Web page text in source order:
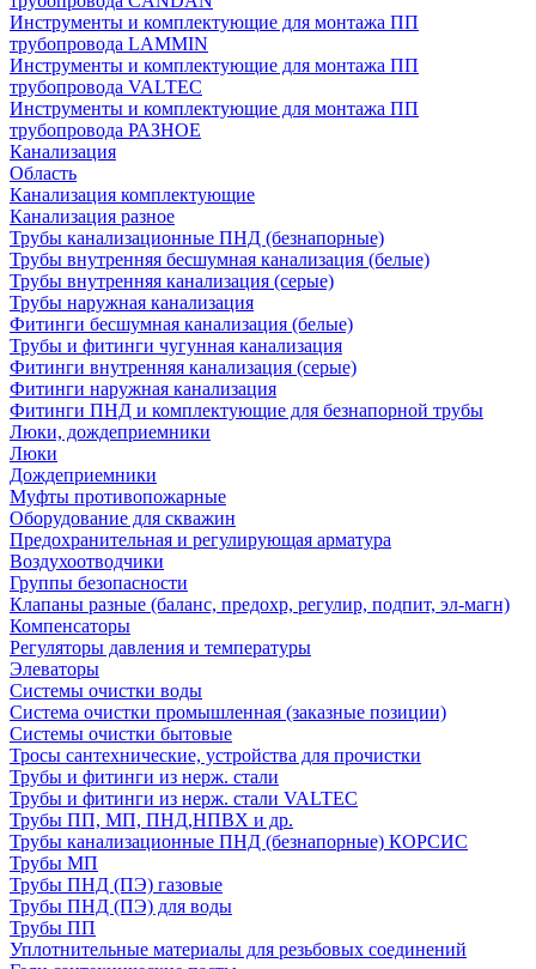
Инструменты и комплектующие для монтажа ПП
трубопровода LAMMIN
Инструменты и комплектующие для монтажа ПП
трубопровода VALTEC
Инструменты и комплектующие для монтажа ПП
трубопровода РАЗНОЕ
Канализация
Область
Канализация комплектующие
Канализация разное
Трубы канализационные ПНД (безнапорные)
Трубы внутренняя бесшумная канализация (белые)
Трубы внутренняя канализация (серые)
Трубы наружная канализация
Фитинги бесшумная канализация (белые)
Трубы и фитинги чугунная канализация
Фитинги внутренняя канализация (серые)
Фитинги наружная канализация
Фитинги ПНД и комплектующие для безнапорной трубы
Люки, дождеприемники
Люки
Дождеприемники
Муфты противопожарные
Оборудование для скважин
Предохранительная и регулирующая арматура
Воздухоотводчики
Группы безопасности
Клапаны разные (баланс, предохр, регулир, подпит, эл-магн)
Компенсаторы
Регуляторы давления и температуры
Элеваторы
Системы очистки воды
Система очистки промышленная (заказные позиции)
Системы очистки бытовые
Тросы сантехнические, устройства для прочистки
Трубы и фитинги из нерж. стали
Трубы и фитинги из нерж. стали VALTEC
Трубы ПП, МП, ПНД,НПВХ и др.
Трубы канализационные ПНД (безнапорные) КОРСИС
Трубы МП
Трубы ПНД (ПЭ) газовые
Трубы ПНД (ПЭ) для воды
Трубы ПП
Уплотнительные материалы для резьбовых соединений